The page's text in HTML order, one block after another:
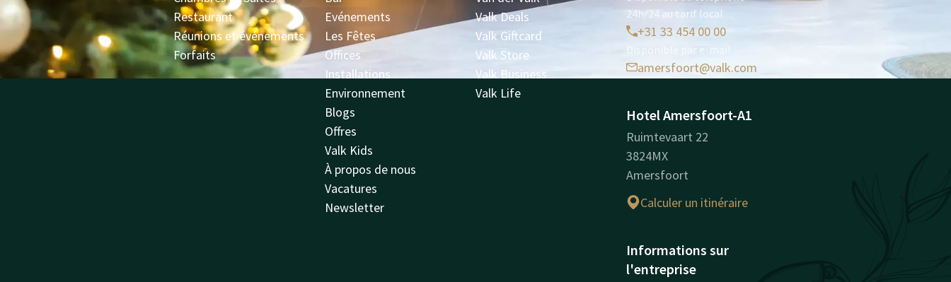
Restaurant
Réunions et événements
Forfaits
Evénements
Les Fêtes
Offices
Installations
Environnement
Blogs
Offres
Valk Kids
À propos de nous
Vacatures
Newsletter
Valk Deals
Valk Giftcard
Valk Store
Valk Business
Valk Life
24h/24 au tarif local
+31 33 454 00 00
Disponible par e-mail
amersfoort@valk.com
Hotel Amersfoort-A1
Ruimtevaart 22
3824MX
Amersfoort
Calculer un itinéraire
Informations sur
l'entreprise